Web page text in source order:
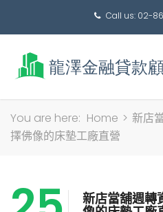
Call us: 02-
搜
You are here: Home > 新店
擇佛像的床墊工廠直營
新店當舖週轉